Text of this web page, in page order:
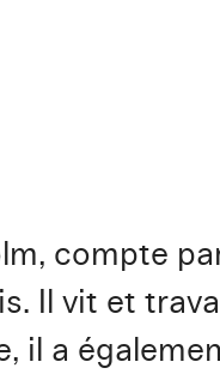
compte
Il vit et
il a